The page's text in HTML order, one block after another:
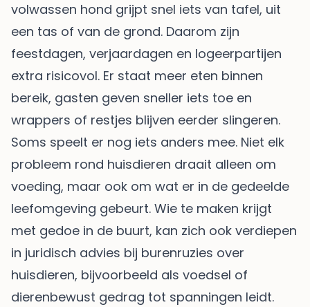
volwassen hond grijpt snel iets van tafel, uit
een tas of van de grond. Daarom zijn
feestdagen, verjaardagen en logeerpartijen
extra risicovol. Er staat meer eten binnen
bereik, gasten geven sneller iets toe en
wrappers of restjes blijven eerder slingeren.
Soms speelt er nog iets anders mee. Niet elk
probleem rond huisdieren draait alleen om
voeding, maar ook om wat er in de gedeelde
leefomgeving gebeurt. Wie te maken krijgt
met gedoe in de buurt, kan zich ook verdiepen
in juridisch advies bij burenruzies over
huisdieren, bijvoorbeeld als voedsel of
dierenbewust gedrag tot spanningen leidt.